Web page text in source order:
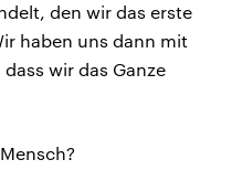
den wir das erste
haben uns dann mit
wir das Ganze